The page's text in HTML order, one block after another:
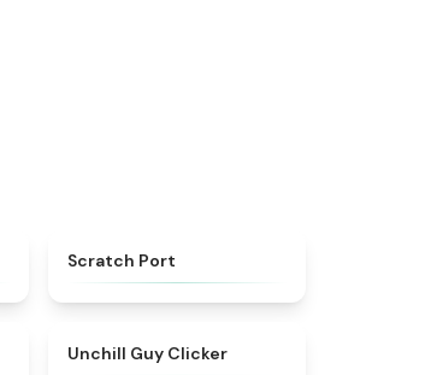
Scratch Port
Unchill Guy Clicker